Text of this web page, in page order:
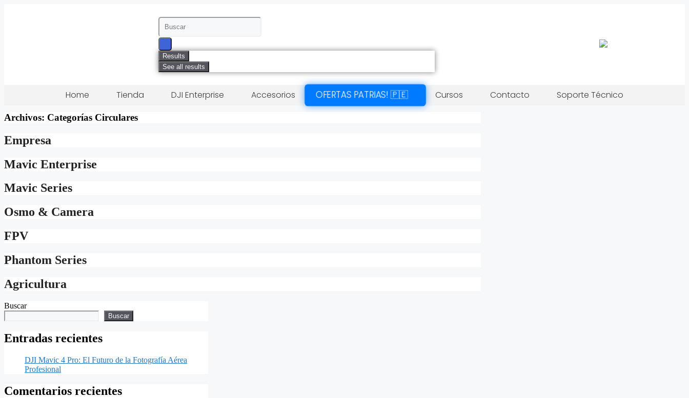
Results
See all results
Home Tienda DJI Enterprise Accesorios OFERTAS PATRIAS! 🇵🇪 Cursos Contacto Soporte Técnico
Archivos: Categorías Circulares
Empresa
Mavic Enterprise
Mavic Series
Osmo & Camera
FPV
Phantom Series
Agricultura
Buscar
Buscar
Entradas recientes
DJI Mavic 4 Pro: El Futuro de la Fotografía Aérea
Profesional
Comentarios recientes